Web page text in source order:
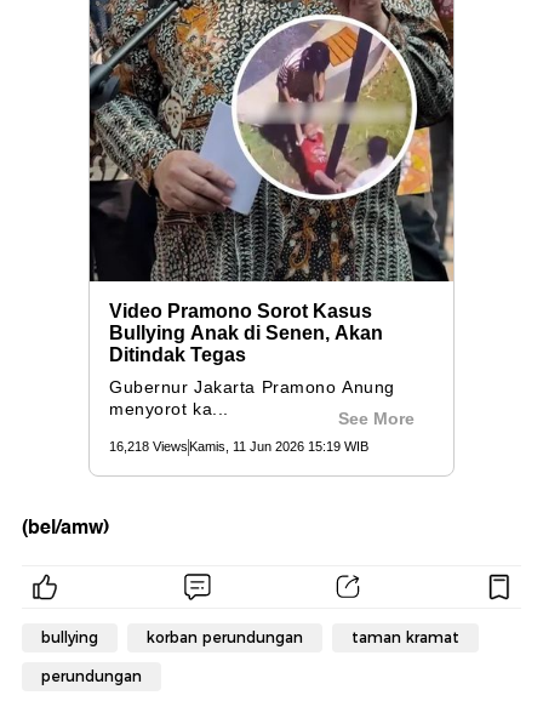
(bel/amw)
bullying korban perundungan taman kramat
perundungan